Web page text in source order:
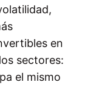
en
sectores:
el mismo